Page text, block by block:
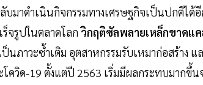
มาดำเนินกิจกรรมทางเศรษฐกิจเป็นปกติได้
ร็จรูปในตลาดโลกวิกฤติซัลพลายเหล็กขาดแ
นภาวะซ้ำเติม อุตสาหกรรมรับเหมาก่อสร้าง
ควิด-19 ตั้งแต่ปี 2563 เริ่มมีผลกระทบมากขึ้น